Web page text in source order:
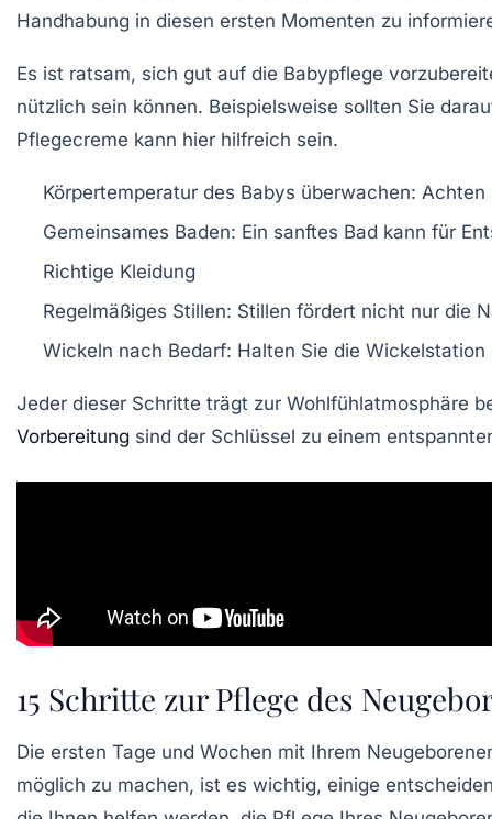
Handhabung in diesen ersten Momenten zu
Es ist ratsam, sich gut auf die Babypflege
nützlich sein können. Beispielsweise sollten Sie
Pflegecreme kann hier hilfreich sein.
Körpertemperatur des Babys überwachen:
Gemeinsames Baden: Ein sanftes Bad kann für
Richtige Kleidung
Regelmäßiges Stillen: Stillen fördert nicht nur die
Wickeln nach Bedarf: Halten Sie die
Jeder dieser Schritte trägt zur Wohlfühlatmosphäre
Vorbereitung sind der Schlüssel zu einem
15 Schritte zur Pflege des
Die ersten Tage und Wochen mit Ihrem
möglich zu machen, ist es wichtig, einige